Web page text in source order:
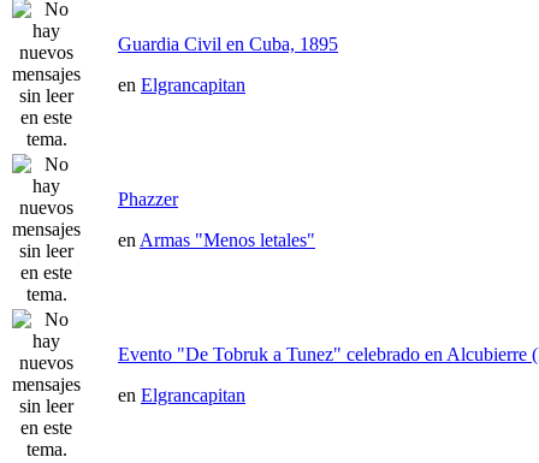
Guardia Civil en Cuba, 1895
en Elgrancapitan
Phazzer
en Armas "Menos letales"
Evento "De Tobruk a Tunez" celebrado en Alcubierre
en Elgrancapitan